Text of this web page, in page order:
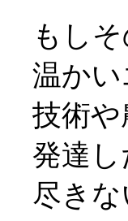
もし
温か
技術
発達
尽き